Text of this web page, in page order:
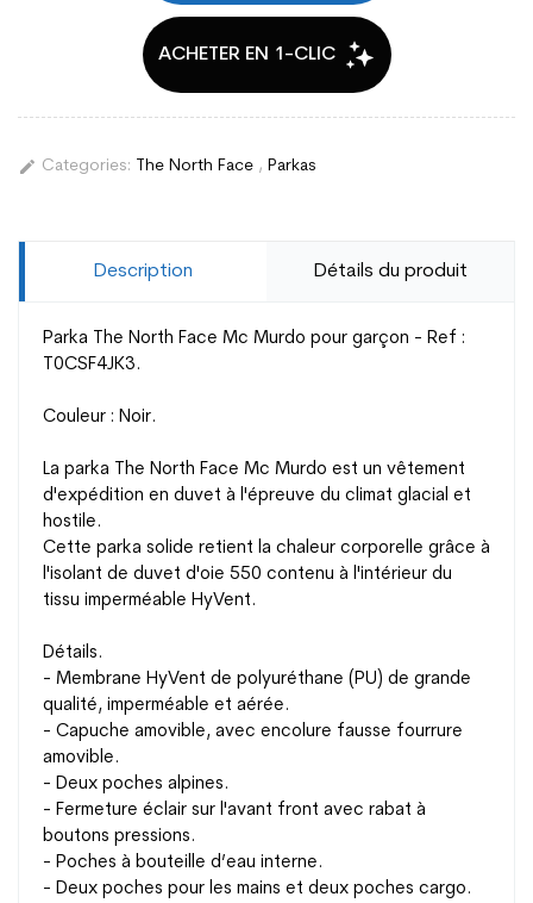
edit Categories: The North Face , Parkas
Description Détails du produit
Parka The North Face Mc Murdo pour garçon - Ref :
T0CSF4JK3.
Couleur : Noir.
La parka The North Face Mc Murdo est un vêtement
d'expédition en duvet à l'épreuve du climat glacial et
hostile.
Cette parka solide retient la chaleur corporelle grâce à
l'isolant de duvet d'oie 550 contenu à l'intérieur du
tissu imperméable HyVent.
Détails.
- Membrane HyVent de polyuréthane (PU) de grande
qualité, imperméable et aérée.
- Capuche amovible, avec encolure fausse fourrure
amovible.
- Deux poches alpines.
- Fermeture éclair sur l'avant front avec rabat à
boutons pressions.
- Poches à bouteille d’eau interne.
- Deux poches pour les mains et deux poches cargo.